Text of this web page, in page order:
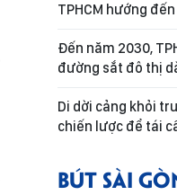
TPHCM hướng
Đến năm 2030,
đường sắt đô thị
Di dời cảng khỏi
chiến lược để tái
BÚT SÀI